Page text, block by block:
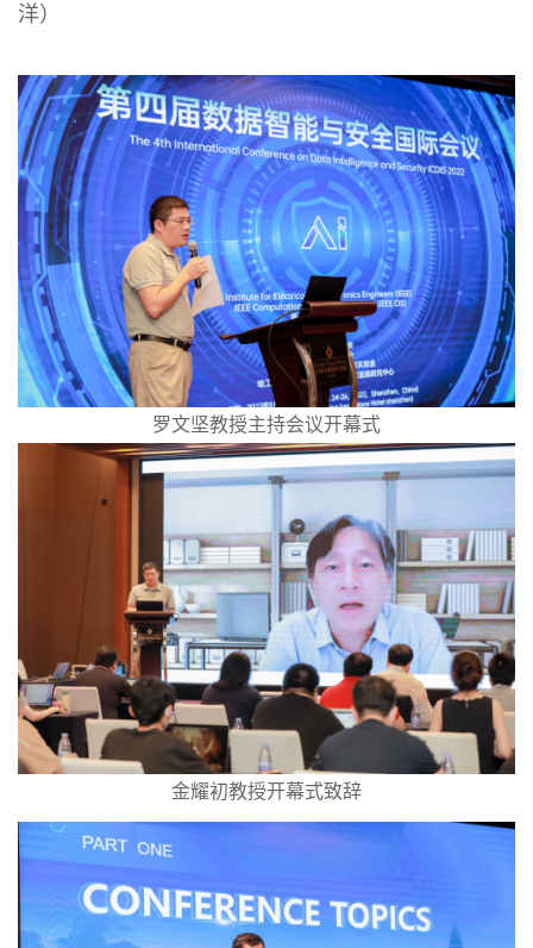
洋）
罗文坚教授主持会议开幕式
金耀初教授开幕式致辞